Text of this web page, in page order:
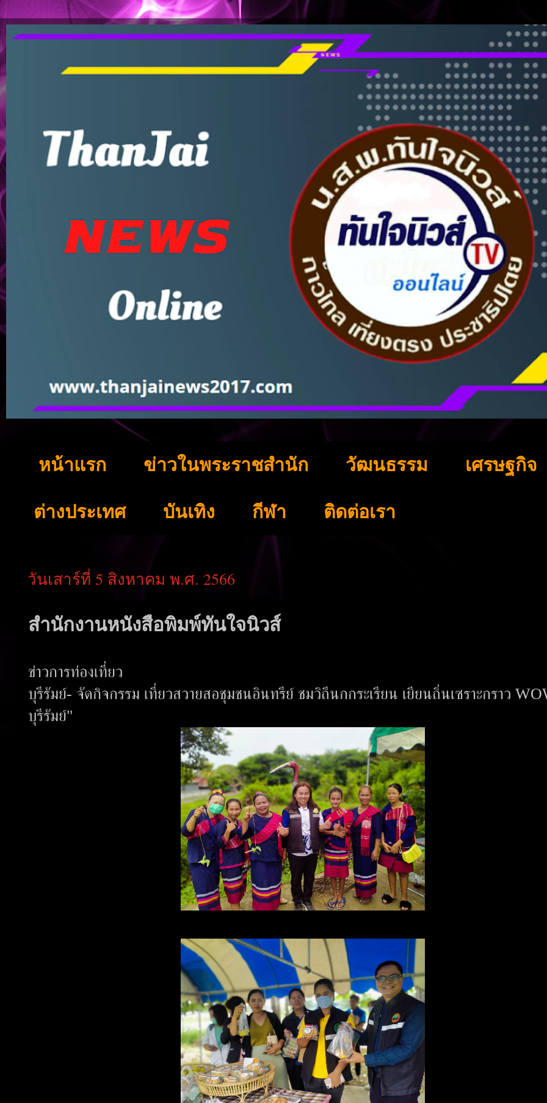
หน้าแรก ข่าวในพระราชสำนัก วัฒนธรรม เศรษฐกิจ
ต่างประเทศ บันเทิง กีฬา ติดต่อเรา
วันเสาร์ที่ 5 สิงหาคม พ.ศ. 2566
สำนักงานหนังสือพิมพ์ทันใจนิวส์
ข่าวการท่องเที่ยว
บุรีรัมย์- จัดกิจกรรม เที่ยวสวายสอชุมชนอินทรีย์ ชมวิถีนกกระเรียน เยียนถิ่นเซราะกราว
บุรีรัมย์"